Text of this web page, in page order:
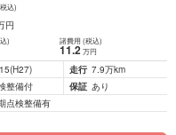
込)
円
) 諸費用 (税込)
11.2 万円
(H27) 走行 7.9万km
整備付 保証 あり
点検整備有